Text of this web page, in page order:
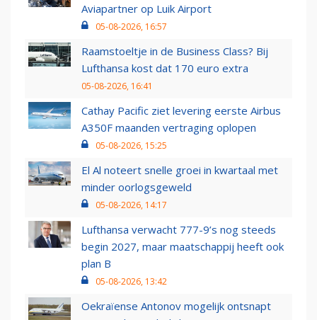
Aviapartner op Luik Airport
05-08-2026, 16:57
Raamstoeltje in de Business Class? Bij
Lufthansa kost dat 170 euro extra
05-08-2026, 16:41
Cathay Pacific ziet levering eerste Airbus
A350F maanden vertraging oplopen
05-08-2026, 15:25
El Al noteert snelle groei in kwartaal met
minder oorlogsgeweld
05-08-2026, 14:17
Lufthansa verwacht 777-9’s nog steeds
begin 2027, maar maatschappij heeft ook
plan B
05-08-2026, 13:42
Oekraïense Antonov mogelijk ontsnapt